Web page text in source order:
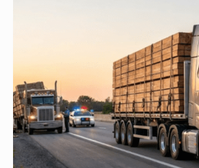
DANIFICADOS
CORROEM
LUCRO
DA
OPERAÇÃO?